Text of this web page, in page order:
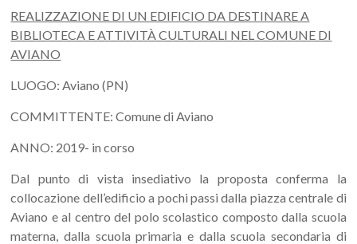
REALIZZAZIONE DI UN EDIFICIO DA DESTINARE A
BIBLIOTECA E ATTIVITÀ CULTURALI NEL COMUNE DI
AVIANO
LUOGO: Aviano (PN)
COMMITTENTE: Comune di Aviano
ANNO: 2019- in corso
Dal punto di vista insediativo la proposta conferma la
collocazione dell’edificio a pochi passi dalla piazza centrale di
Aviano e al centro del polo scolastico composto dalla scuola
materna, dalla scuola primaria e dalla scuola secondaria di